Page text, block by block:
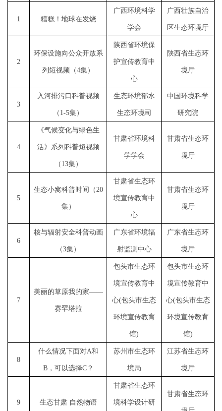
1 糟糕！地球在发烧
广西环境科学
学会
广西壮族自治
区生态环境厅
2
环保设施向公众开放系
列短视频（4集）
陕西省环境保
护宣传教育中
心
陕西省生态环
境厅
3
入河排污口科普视频
（ 1-5集）
生态环境部水
生态环境司
中国环境科学
研究院
4
《气候变化与绿色生
活》系列科普短视频
（ 13集）
甘肃省环境科
学学会
甘肃省生态环
境厅
5
生态小窝科普时间（20
集）
甘肃省生态环
境宣传教育中
心
甘肃省生态环
境厅
6
核与辐射安全科普动画
（3集）
广东省环境辐
射监测中心
广东省生态环
境厅
7
美丽的草原我的家——
赛罕塔拉
包头市生态环
境宣传教育中
心(包头市生态
环境宣传教育
馆)
包头市生态环
境宣传教育中
心(包头市生态
环境宣传教育
馆)
8
什么情况下面对A和
B，可以选择C？
苏州市生态环
境局
江苏省生态环
境厅
9 生态甘肃 自然物语
甘肃省生态环
境科学设计研
甘肃省生态环